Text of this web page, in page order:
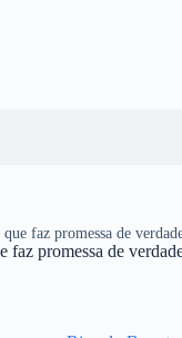
faz promessa de
faz promessa de